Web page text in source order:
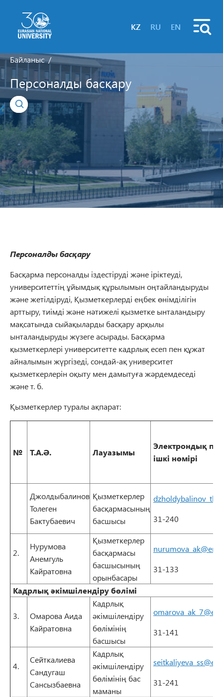
KZ RU EN
Байланыс
Персоналды басқару
Персоналды басқару
Басқарма персоналды іздестіруді және іріктеуді,
университеттің ұйымдық құрылымын оңтайландыруды
және жетілдіруді, Қызметкерлерді еңбек өнімділігін
арттыру, тиімді және нәтижелі қызметке ынталандыру
мақсатында сыйақыларды басқару арқылы
ынталандыруды жүзеге асырады. Басқарма
қызметкерлері университетте кадрлық есеп пен құжат
айналымын жүргізеді, сондай-ақ университет
қызметкерлерін оқыту мен дамытуға жәрдемдеседі
және т. б.
Қызметкерлер туралы ақпарат:
№ Т.А.Ә. Лауазымы
Электрондық
ішкі нөмірі
Джолдыбалинов
Толеген
Бактубаевич
Қызметкерлер
басқармасының
басшысы
31-240
2.
Нурумова
Анемгуль
Кайратовна
Қызметкерлер
басқармасы
басшысының
орынбасары
31-133
Кадрлық әкімшілендірубөлімі
3.
Омарова Аида
Кайратовна
Кадрлық
әкімшілендіру
бөлімінің
басшысы
31-141
4.
Сейткалиева
Сандугаш
Сансызбаевна
Кадрлық
әкімшілендіру
бөлімінің бас
маманы
31-241